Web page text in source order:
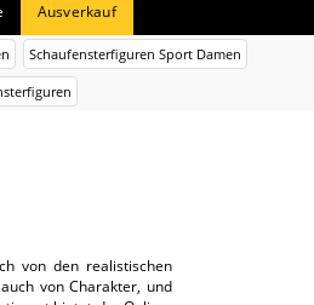
Ausverkauf
Schaufensterfiguren Sport Damen
von den realistischen
von Charakter, und